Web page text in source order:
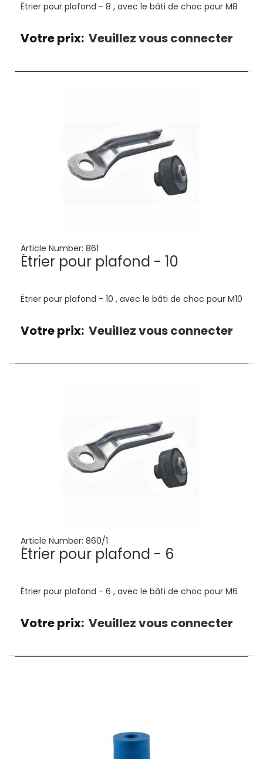
Étrier pour plafond - 8 , avec le bâti de choc pour M8
Votre prix: Veuillez vous connecter
Article Number: 861
Étrier pour plafond - 10
Étrier pour plafond - 10 , avec le bâti de choc pour M10
Votre prix: Veuillez vous connecter
Article Number: 860/1
Étrier pour plafond - 6
Étrier pour plafond - 6 , avec le bâti de choc pour M6
Votre prix: Veuillez vous connecter